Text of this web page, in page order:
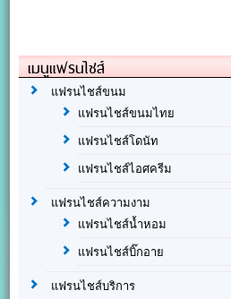
เมนูแฟรนไชส์
แฟรนไชส์ขนม
แฟรนไชส์ขนมไทย
แฟรนไชส์โดนัท
แฟรนไชส์ไอศครีม
แฟรนไชส์ความงาม
แฟรนไชส์น้ำหอม
แฟรนไชส์บิ๊กอาย
แฟรนไชส์บริการ